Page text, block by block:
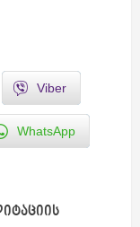
Viber
WhatsApp